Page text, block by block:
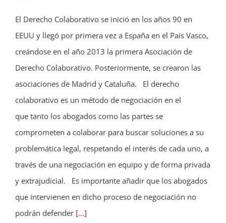
El Derecho Colaborativo se inició en los años 90 en
EEUU y llegó por primera vez a España en el País Vasco,
creándose en el año 2013 la primera Asociación de
Derecho Colaborativo. Posteriormente, se crearon las
asociaciones de Madrid y Cataluña. El derecho
colaborativo es un método de negociación en el
que tanto los abogados como las partes se
comprometen a colaborar para buscar soluciones a su
problemática legal, respetando el interés de cada uno, a
través de una negociación en equipo y de forma privada
y extrajudicial. Es importante añadir que los abogados
que intervienen en dicho proceso de negociación no
podrán defender [...]